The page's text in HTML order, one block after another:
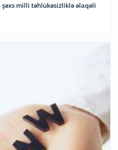
şəxs milli təhlükəsizliklə əlaqəli